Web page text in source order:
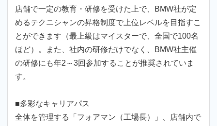
店舗で一定の教育・研修を受けた上で、BMW社が定
めるテクニシャンの昇格制度で上位レベルを目指すこ
とができます（最上級はマイスターで、全国で100名
ほど）。また、社内の研修だけでなく、BMW社主催
の研修にも年2～3回参加することが推奨されていま
す。
■多彩なキャリアパス
全体を管理する「フォアマン（工場長）」、店舗内で